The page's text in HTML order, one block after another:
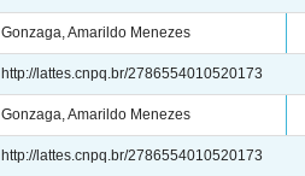
Gonzaga, Amarildo Menezes
http://lattes.cnpq.br/2786554010520173
Gonzaga, Amarildo Menezes
http://lattes.cnpq.br/2786554010520173